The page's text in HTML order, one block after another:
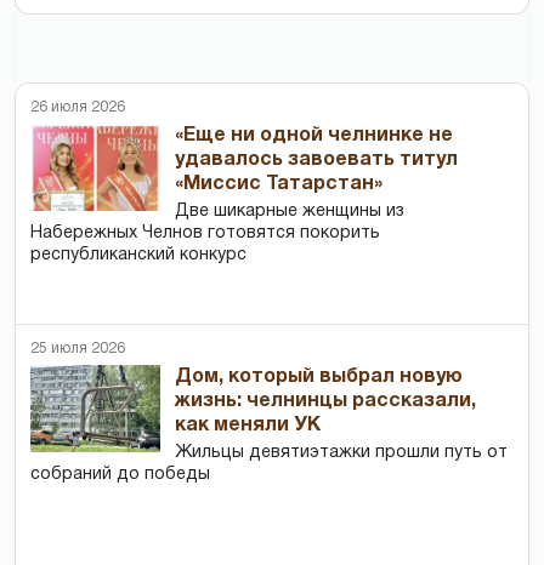
26 июля 2026
«Еще ни одной челнинке не
удавалось завоевать титул
«Миссис Татарстан»
Две шикарные женщины из
Набережных Челнов готовятся покорить
республиканский конкурс
25 июля 2026
Дом, который выбрал новую
жизнь: челнинцы рассказали,
как меняли УК
Жильцы девятиэтажки прошли путь от
собраний до победы